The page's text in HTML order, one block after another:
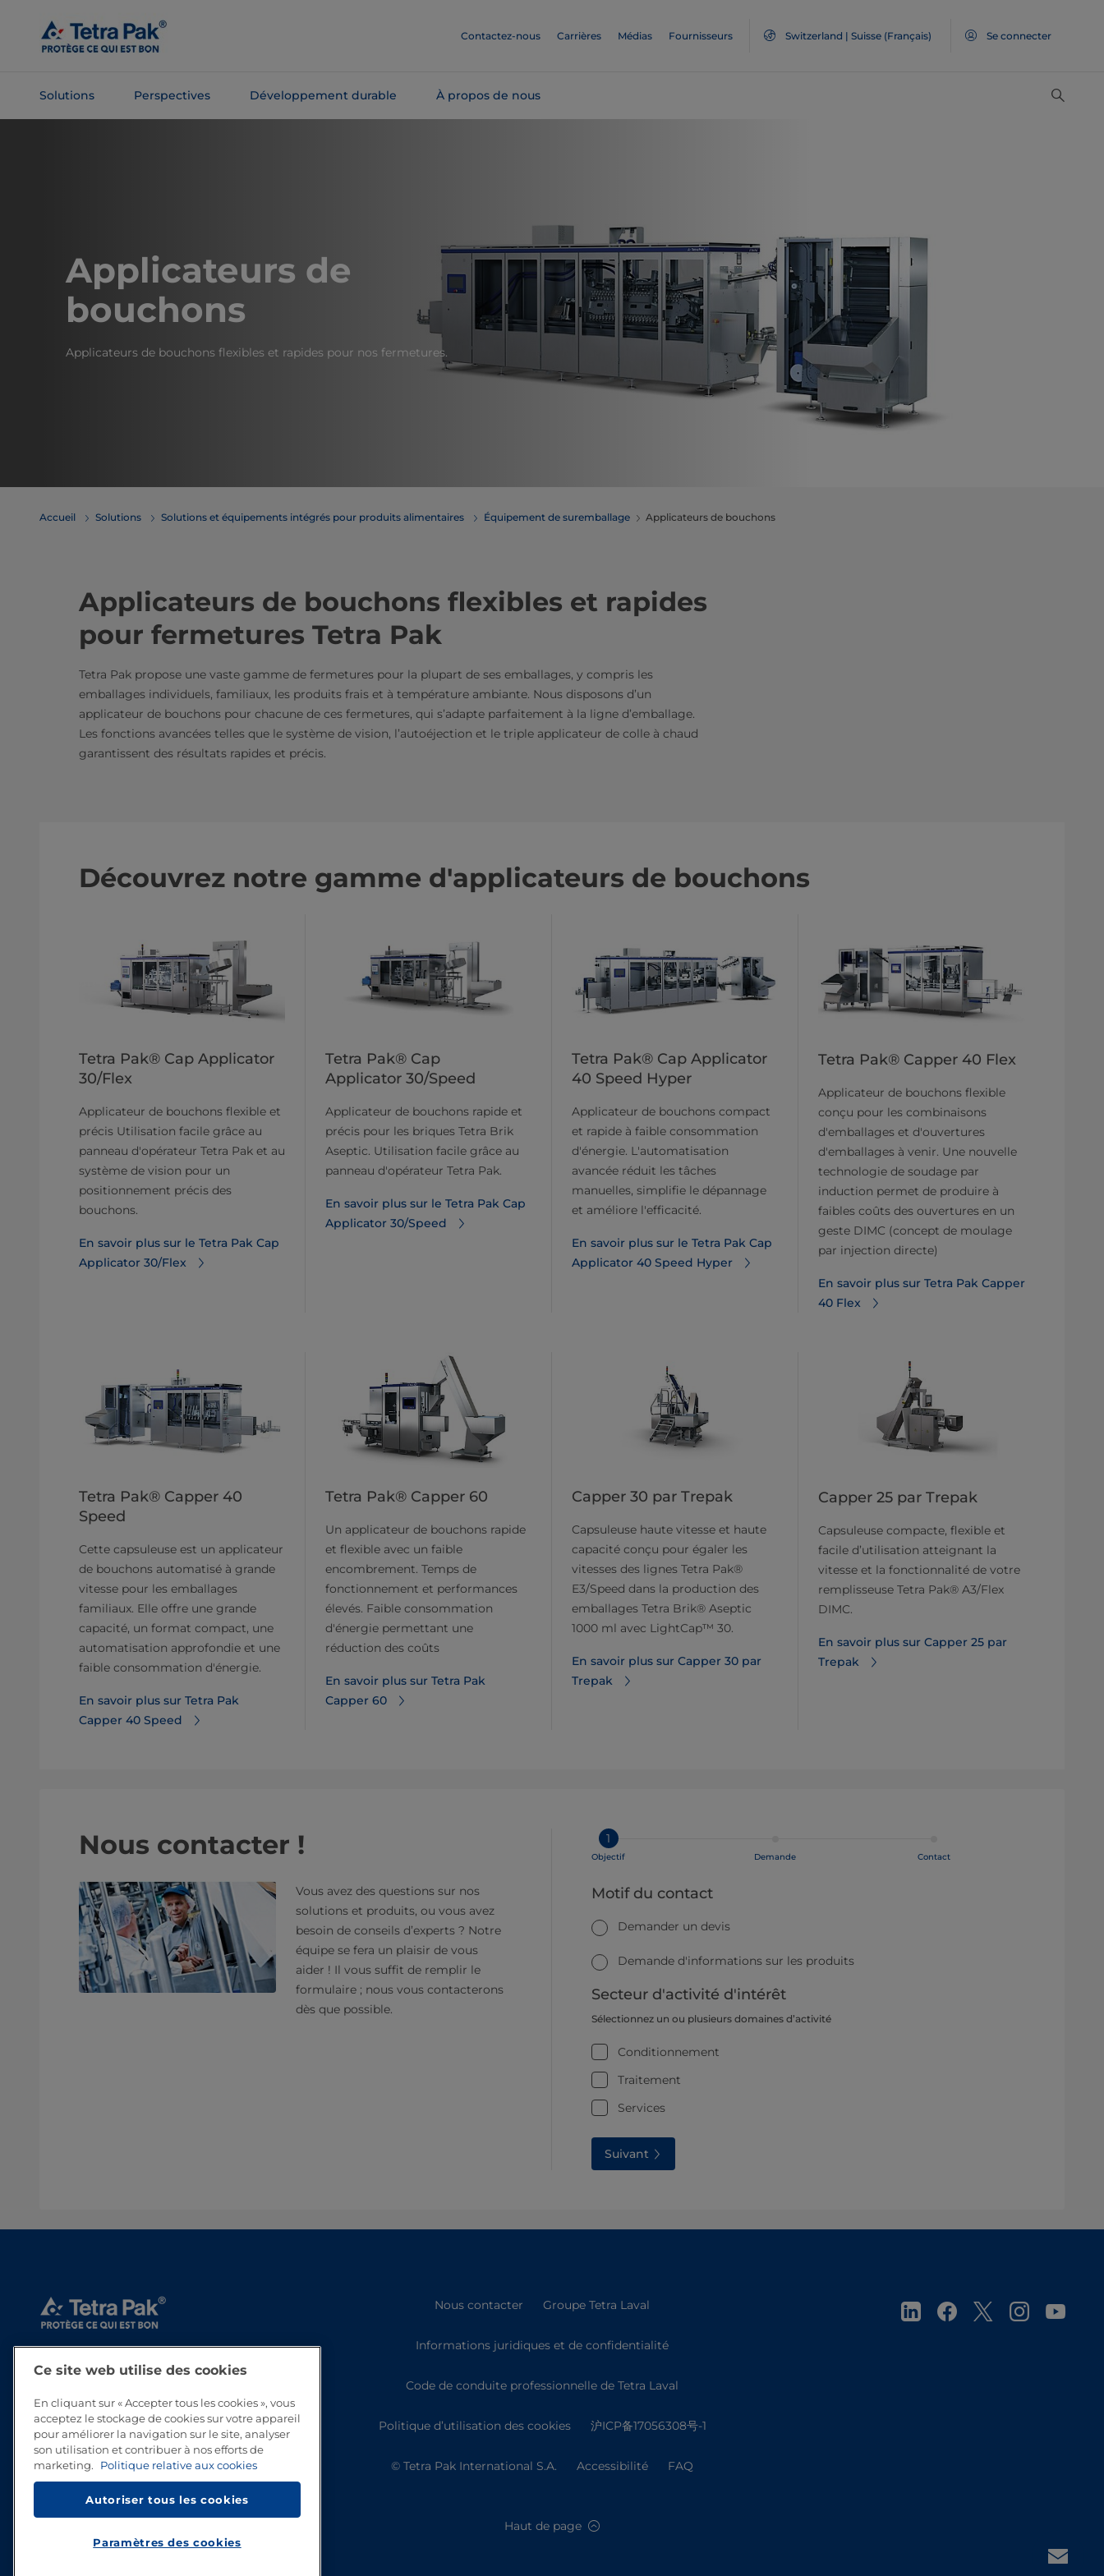
contenu
Contactez-nous Carrières Médias Fournisseurs Switzerland | Suisse (Français) Se connecter
Solutions Perspectives Développement durable À propos de nous
Applicateurs de
bouchons
Applicateurs de bouchons flexibles et rapides pour nos fermetures.
Accueil Solutions Solutions et équipements intégrés pour produits alimentaires Équipement de suremballage Applicateurs de bouchons
Applicateurs de bouchons flexibles et rapides
pour fermetures Tetra Pak
Tetra Pak propose une vaste gamme de fermetures pour la plupart de ses emballages, y compris les
emballages individuels, familiaux, les produits frais et à température ambiante. Nous disposons d’un
applicateur de bouchons pour chacune de ces fermetures, qui s’adapte parfaitement à la ligne d’emballage.
Les fonctions avancées telles que le système de vision, l’autoéjection et le triple applicateur de colle à chaud
garantissent des résultats rapides et précis.​
Découvrez notre gamme d'applicateurs de bouchons
Tetra Pak® Cap Applicator
30/Flex
Applicateur de bouchons flexible et
précis Utilisation facile grâce au
panneau d'opérateur Tetra Pak et au
système de vision pour un
positionnement précis des
bouchons.
En savoir plus sur le Tetra Pak Cap
Applicator 30/Flex
Tetra Pak® Cap
Applicator 30/Speed
Applicateur de bouchons rapide et
précis pour les briques Tetra Brik
Aseptic. Utilisation facile grâce au
panneau d'opérateur Tetra Pak.
En savoir plus sur le Tetra Pak Cap
Applicator 30/Speed
Tetra Pak® Cap Applicator
40 Speed Hyper
Applicateur de bouchons compact
et rapide à faible consommation
d'énergie. L'automatisation
avancée réduit les tâches
manuelles, simplifie le dépannage
et améliore l'efficacité.
En savoir plus sur le Tetra Pak Cap
Applicator 40 Speed Hyper
Tetra Pak® Capper 40 Flex
Applicateur de bouchons flexible
conçu pour les combinaisons
d'emballages et d'ouvertures
d'emballages à venir. Une nouvelle
technologie de soudage par
induction permet de produire à
faibles coûts des ouvertures en un
geste DIMC (concept de moulage
par injection directe)
En savoir plus sur Tetra Pak Capper
40 Flex
Tetra Pak® Capper 40
Speed
Cette capsuleuse est un applicateur
de bouchons automatisé à grande
vitesse pour les emballages
familiaux. Elle offre une grande
capacité, un format compact, une
automatisation approfondie et une
faible consommation d'énergie.
En savoir plus sur Tetra Pak
Capper 40 Speed
Tetra Pak® Capper 60
Un applicateur de bouchons rapide
et flexible avec un faible
encombrement. Temps de
fonctionnement et performances
élevés. Faible consommation
d'énergie permettant une
réduction des coûts
En savoir plus sur Tetra Pak
Capper 60
Capper 30 par Trepak
Capsuleuse haute vitesse et haute
capacité conçu pour égaler les
vitesses des lignes Tetra Pak®
E3/Speed dans la production des
emballages Tetra Brik® Aseptic
1000 ml avec LightCap™ 30.
En savoir plus sur Capper 30 par
Trepak
Capper 25 par Trepak
Capsuleuse compacte, flexible et
facile d’utilisation atteignant la
vitesse et la fonctionnalité de votre
remplisseuse Tetra Pak® A3/Flex
DIMC.
En savoir plus sur Capper 25 par
Trepak
Nous contacter !
Vous avez des questions sur nos
solutions et produits, ou vous avez
besoin de conseils d’experts ? Notre
équipe se fera un plaisir de vous
aider ! Il vous suffit de remplir le
formulaire ; nous vous contacterons
dès que possible.
1
Objectif Demande Contact
Motif du contact
Demander un devis
Demande d'informations sur les produits
Secteur d'activité d'intérêt
Sélectionnez un ou plusieurs domaines d’activité
Conditionnement
Traitement
Services
Suivant
Nous contacter Groupe Tetra Laval
Informations juridiques et de confidentialité
Code de conduite professionnelle de Tetra Laval
Politique d’utilisation des cookies 沪ICP备17056308号-1
© Tetra Pak International S.A. Accessibilité FAQ
Haut de page
Ce site web utilise des cookies
En cliquant sur « Accepter tous les cookies », vous
acceptez le stockage de cookies sur votre appareil
pour améliorer la navigation sur le site, analyser
son utilisation et contribuer à nos efforts de
marketing.
Politique relative aux cookies
Autoriser tous les cookies
Paramètres des cookies